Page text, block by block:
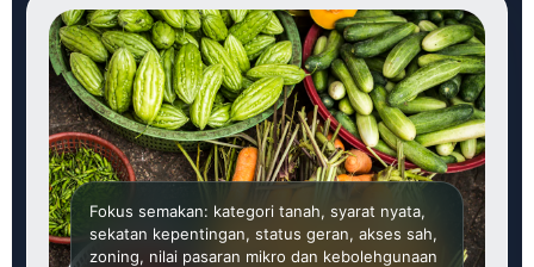
Fokus semakan: kategori tanah, syarat nyata,
sekatan kepentingan, status geran, akses sah,
zoning, nilai pasaran mikro dan kebolehgunaan